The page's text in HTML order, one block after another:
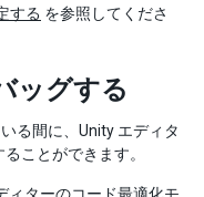
する を参照してくださ
ッグする
る間に、Unity エディタ
ことができます。